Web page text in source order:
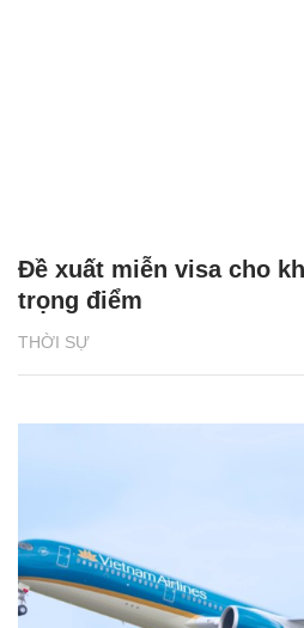
THỜI SỰ
Đề xuất miễn visa cho
trọng điểm